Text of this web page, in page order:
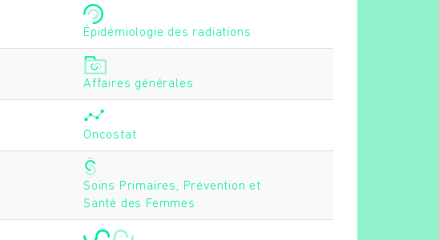
Épidémiologie des radiations
Affaires générales
Oncostat
Soins Primaires, Prévention et
Santé des Femmes